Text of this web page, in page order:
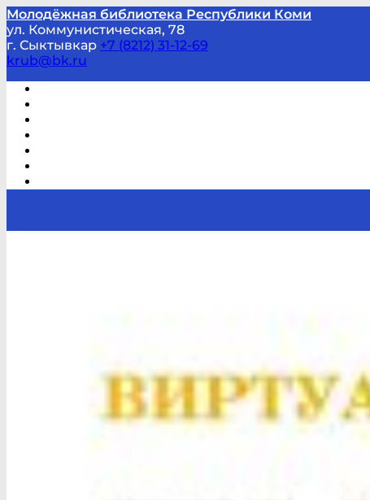
Молодёжная библиотека Республики Коми
ул. Коммунистическая, 78
г. Сыктывкар +7 (8212) 31-12-69
krub@bk.ru